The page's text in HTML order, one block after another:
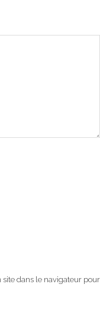
dans le navigateur pour